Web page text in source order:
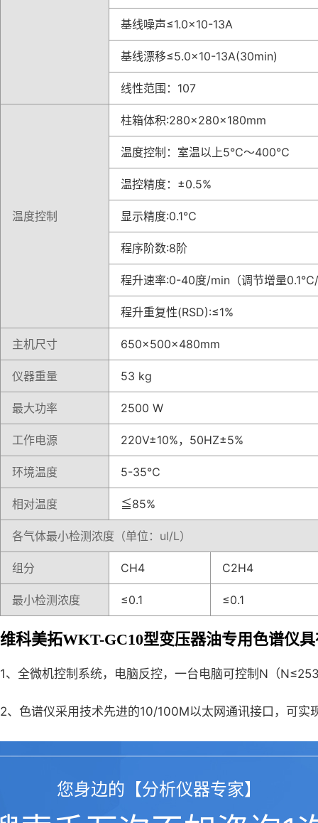
基线噪声≤1.0×10-13A
基线漂移≤5.0×10-13A(30min)
线性范围：107
温度控制
柱箱体积:280×280×180mm
温度控制：室温以上5℃～400℃
温控精度：±0.5%
显示精度:0.1℃
程序阶数:8阶
程升速率:0-40度/min（调节增量
程升重复性(RSD):≤1%
主机尺寸 650×500×480mm
仪器重量 53 kg
最大功率 2500 W
工作电源 220V±10%，50HZ±5%
环境温度 5-35℃
相对温度 ≦85%
各气体最小检测浓度（单位：ul/L）
组分 CH4 C2H4
最小检测浓度 ≤0.1 ≤0.1
维科美拓WKT-GC10型变压器油专用色谱仪
1、全微机控制系统，电脑反控，一台电脑可控制N（
2、色谱仪采用技术先进的10/100M以太网通讯接口，可实
4、彩色液晶触摸屏显示，人机对话直观，用户体验极佳。
您身边的【分析仪器专家】